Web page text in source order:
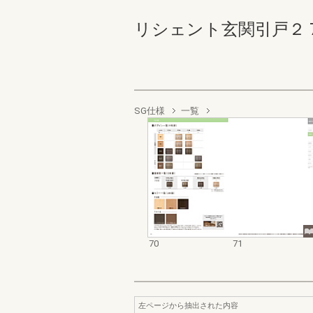
リシェント玄関引戸２
SG仕様 一覧
70 71
左ページから抽出された内容